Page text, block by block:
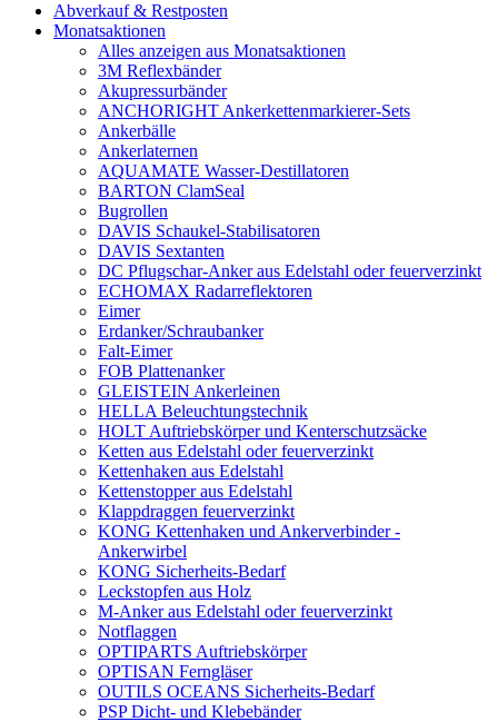
Abverkauf & Restposten
Monatsaktionen
Alles anzeigen aus Monatsaktionen
3M Reflexbänder
Akupressurbänder
ANCHORIGHT Ankerkettenmarkierer-Sets
Ankerbälle
Ankerlaternen
AQUAMATE Wasser-Destillatoren
BARTON ClamSeal
Bugrollen
DAVIS Schaukel-Stabilisatoren
DAVIS Sextanten
DC Pflugschar-Anker aus Edelstahl oder feuerverzinkt
ECHOMAX Radarreflektoren
Eimer
Erdanker/Schraubanker
Falt-Eimer
FOB Plattenanker
GLEISTEIN Ankerleinen
HELLA Beleuchtungstechnik
HOLT Auftriebskörper und Kenterschutzsäcke
Ketten aus Edelstahl oder feuerverzinkt
Kettenhaken aus Edelstahl
Kettenstopper aus Edelstahl
Klappdraggen feuerverzinkt
KONG Kettenhaken und Ankerverbinder -
Ankerwirbel
KONG Sicherheits-Bedarf
Leckstopfen aus Holz
M-Anker aus Edelstahl oder feuerverzinkt
Notflaggen
OPTIPARTS Auftriebskörper
OPTISAN Ferngläser
OUTILS OCEANS Sicherheits-Bedarf
PSP Dicht- und Klebebänder